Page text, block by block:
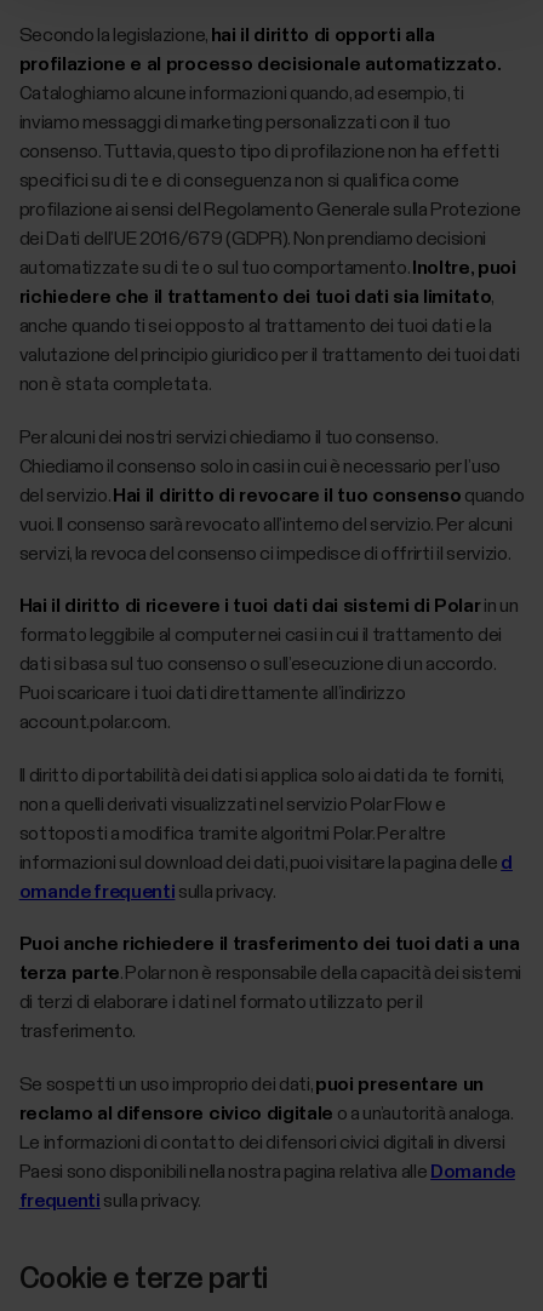
Secondo la legislazione, hai il diritto di opporti alla
profilazione e al processo decisionale automatizzato.
Cataloghiamo alcune informazioni quando, ad esempio, ti
inviamo messaggi di marketing personalizzati con il tuo
consenso. Tuttavia, questo tipo di profilazione non ha effetti
specifici su di te e di conseguenza non si qualifica come
profilazione ai sensi del Regolamento Generale sulla Protezione
dei Dati dell’UE 2016/679 (GDPR). Non prendiamo decisioni
automatizzate su di te o sul tuo comportamento. Inoltre, puoi
richiedere che il trattamento dei tuoi dati sia limitato,
anche quando ti sei opposto al trattamento dei tuoi dati e la
valutazione del principio giuridico per il trattamento dei tuoi dati
non è stata completata.
Per alcuni dei nostri servizi chiediamo il tuo consenso.
Chiediamo il consenso solo in casi in cui è necessario per l’uso
del servizio. Hai il diritto di revocare il tuo consenso quando
vuoi. Il consenso sarà revocato all’interno del servizio. Per alcuni
servizi, la revoca del consenso ci impedisce di offrirti il servizio.
Hai il diritto di ricevere i tuoi dati dai sistemi di Polarin un
formato leggibile al computer nei casi in cui il trattamento dei
dati si basa sul tuo consenso o sull’esecuzione di un accordo.
Puoi scaricare i tuoi dati direttamente all’indirizzo
account.polar.com.
Il diritto di portabilità dei dati si applica solo ai dati da te forniti,
non a quelli derivati visualizzati nel servizio Polar Flow e
sottoposti a modifica tramite algoritmi Polar. Per altre
informazioni sul download dei dati, puoi visitare la pagina delle d
omande frequenti sulla privacy.
Puoi anche richiedere il trasferimento dei tuoi dati a una
terza parte. Polar non è responsabile della capacità dei sistemi
di terzi di elaborare i dati nel formato utilizzato per il
trasferimento.
Se sospetti un uso improprio dei dati,puoi presentare un
reclamo al difensore civico digitale o a un’autorità analoga.
Le informazioni di contatto dei difensori civici digitali in diversi
Paesi sono disponibili nella nostra pagina relativa alle Domande
frequenti sulla privacy.
Cookie e terze parti